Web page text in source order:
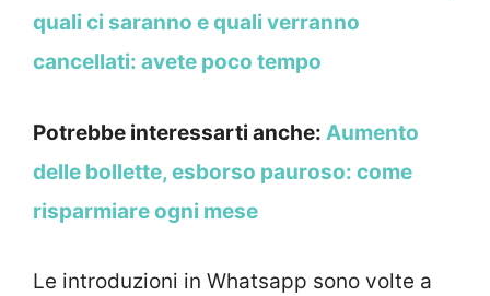
quali ci saranno e quali verranno
cancellati: avete poco tempo
Potrebbe interessarti anche: Aumento
delle bollette, esborso pauroso: come
risparmiare ogni mese
Le introduzioni in Whatsapp sono volte a